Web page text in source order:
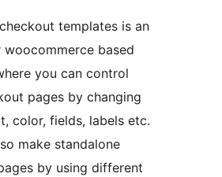
templates is an
based
you can control
pages by changing
color, fields, labels etc.
make standalone
by using different